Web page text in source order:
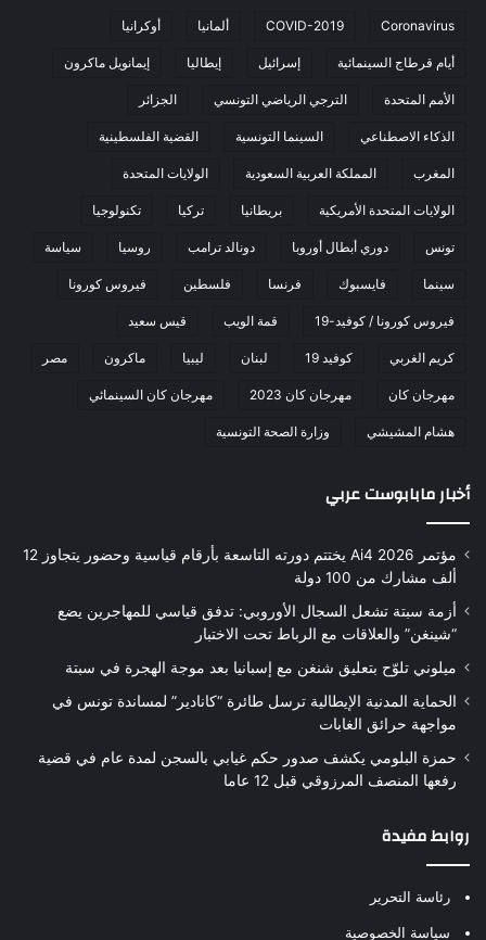
Coronavirus
COVID-2019 ألمانيا أوكرانيا
أيام قرطاج السينمائية إسرائيل إيطاليا إيمانويل ماكرون
الأمم المتحدة الترجي الرياضي التونسي الجزائر
الذكاء الاصطناعي السينما التونسية القضية الفلسطينية
المغرب المملكة العربية السعودية الولايات المتحدة
الولايات المتحدة الأمريكية بريطانيا تركيا تكنولوجيا
تونس دوري أبطال أوروبا دونالد ترامب روسيا سياسة
سينما فايسبوك فرنسا فلسطين فيروس كورونا
فيروس كورونا / كوفيد-19 قمة الويب قيس سعيد
كريم الغربي كوفيد 19 لبنان ليبيا ماكرون مصر
مهرجان كان مهرجان كان 2023 مهرجان كان السينمائي
هشام المشيشي وزارة الصحة التونسية
أخبار مابابوست عربي
مؤتمر Ai4 2026 يختتم دورته التاسعة بأرقام قياسية وحضور يتجاوز 12
ألف مشارك من 100 دولة
أزمة سبتة تشعل السجال الأوروبي: تدفق قياسي للمهاجرين يضع
“شينغن” والعلاقات مع الرباط تحت الاختبار
ميلوني تلوّح بتعليق شنغن مع إسبانيا بعد موجة الهجرة في سبتة
الحماية المدنية الإيطالية ترسل طائرة “كانادير” لمساندة تونس في
مواجهة حرائق الغابات
حمزة البلومي يكشف صدور حكم غيابي بالسجن لمدة عام في قضية
رفعها المنصف المرزوقي قبل 12 عاما
روابط مفيدة
رئاسة التحرير
سياسة الخصوصية